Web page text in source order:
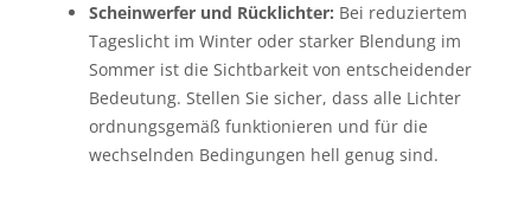
Scheinwerfer und Rücklichter: Bei reduziertem
Tageslicht im Winter oder starker Blendung im
Sommer ist die Sichtbarkeit von entscheidender
Bedeutung. Stellen Sie sicher, dass alle Lichter
ordnungsgemäß funktionieren und für die
wechselnden Bedingungen hell genug sind.